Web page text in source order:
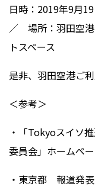
日時：2019年9月
／ 場所：羽田空
トスペース
是非、羽田空港ご
＜参考＞
・「Tokyoスイソ
委員会」ホームペ
・東京都 報道発